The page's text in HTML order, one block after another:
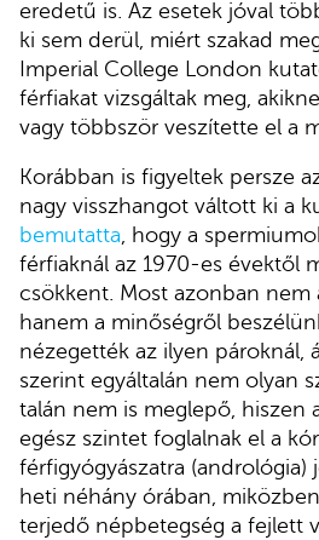
eredetű is. Az esetek jóval
ki sem derül, miért szakad
Imperial College London
férfiakat vizsgáltak meg,
vagy többször veszítette el a
Korábban is figyeltek persze
nagy visszhangot váltott ki a
bemutatta, hogy a
férfiaknál az 1970-es évektől
csökkent. Most azonban nem
hanem a minőségről
nézegették az ilyen pároknál,
szerint egyáltalán nem olyan
talán nem is meglepő, hiszen
egész szintet foglalnak el a
férfigyógyászatra
heti néhány órában,
terjedő népbetegség a fejlett